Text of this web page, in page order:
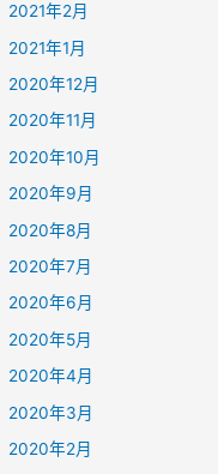
2021年2月
2021年1月
2020年12月
2020年11月
2020年10月
2020年9月
2020年8月
2020年7月
2020年6月
2020年5月
2020年4月
2020年3月
2020年2月